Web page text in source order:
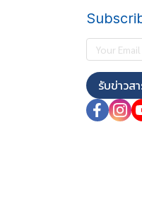
รับข่าวส